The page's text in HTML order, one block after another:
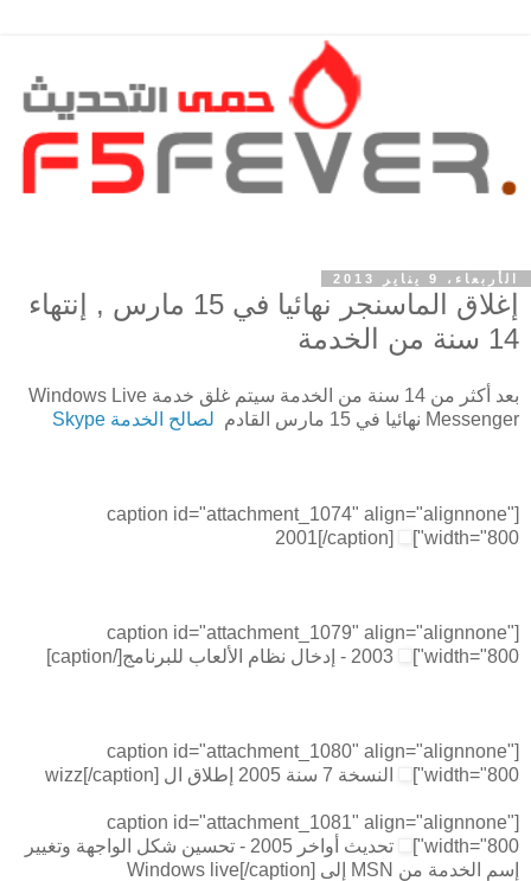
الأربعاء، 9 يناير 2013
إغلاق الماسنجر نهائيا في 15 مارس , إنتهاء
14 سنة من الخدمة
بعد أكثر من 14 سنة من الخدمة سيتم غلق خدمة Windows Live
Messenger نهائيا في 15 مارس القادم
لصالح الخدمة Skype
[caption id="attachment_1074" align="alignnone"
width="800"]
[caption id="attachment_1079" align="alignnone"
width="800"]
[caption id="attachment_1080" align="alignnone"
width="800"]
النسخة 7 سنة 2005 إطلاق ال wizz[/caption]
[caption id="attachment_1081" align="alignnone"
width="800"]
تحديث أواخر 2005 - تحسين شكل الواجهة وتغيير
إسم الخدمة من MSN إلى Windows live[/caption]